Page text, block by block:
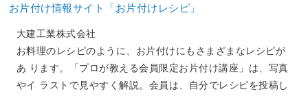
お片付け情報サイト「お片付けレシピ」
大建工業株式会社
お料理のレシピのように、お片付けにもさまざまなレシピが
あ ります。「プロが教える会員限定お片付け講座」は、写真
やイ ラストで見やすく解説。会員は、自分でレシピを投稿し